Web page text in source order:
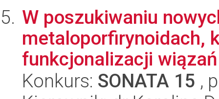
W poszukiwaniu
metaloporfirynoidach,
funkcjonalizacji
Konkurs: SONATA 15 ,